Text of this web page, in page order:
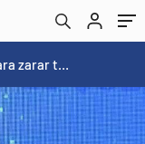
Cristiano Ronaldo’nun akıllara zarar tüm kariyerinin istatistiğini çıkardık !